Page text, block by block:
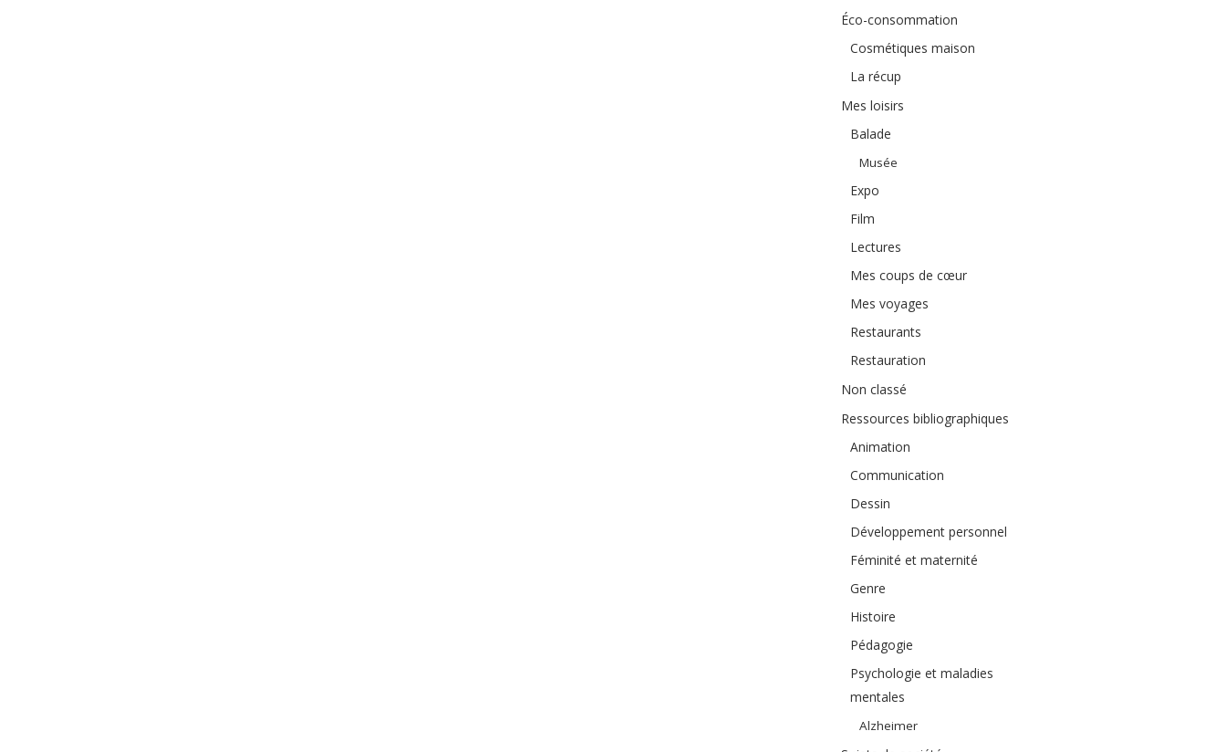
Éco-consommation
Cosmétiques maison
La récup
Mes loisirs
Balade
Musée
Expo
Film
Lectures
Mes coups de cœur
Mes voyages
Restaurants
Restauration
Non classé
Ressources bibliographiques
Animation
Communication
Dessin
Développement personnel
Féminité et maternité
Genre
Histoire
Pédagogie
Psychologie et maladies
mentales
Alzheimer